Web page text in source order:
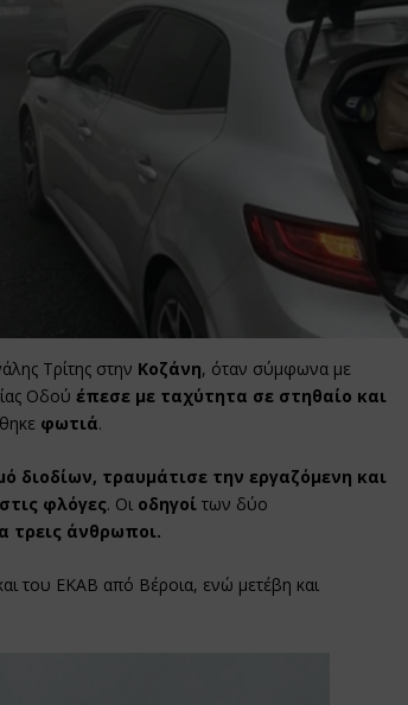
Τρίτης στην Κοζάνη, όταν σύμφωνα με
Οδούέπεσε με ταχύτητα σε στηθαίο και
φωτιά.
τραυμάτισε την εργαζόμενη και
φλόγες. Οι οδηγοίτων δύο
τρεις άνθρωποι.
του ΕΚΑΒ από Βέροια, ενώ μετέβη και